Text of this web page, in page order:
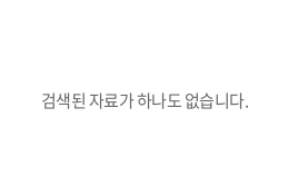
검색된 자료가 하나도 없습니다.